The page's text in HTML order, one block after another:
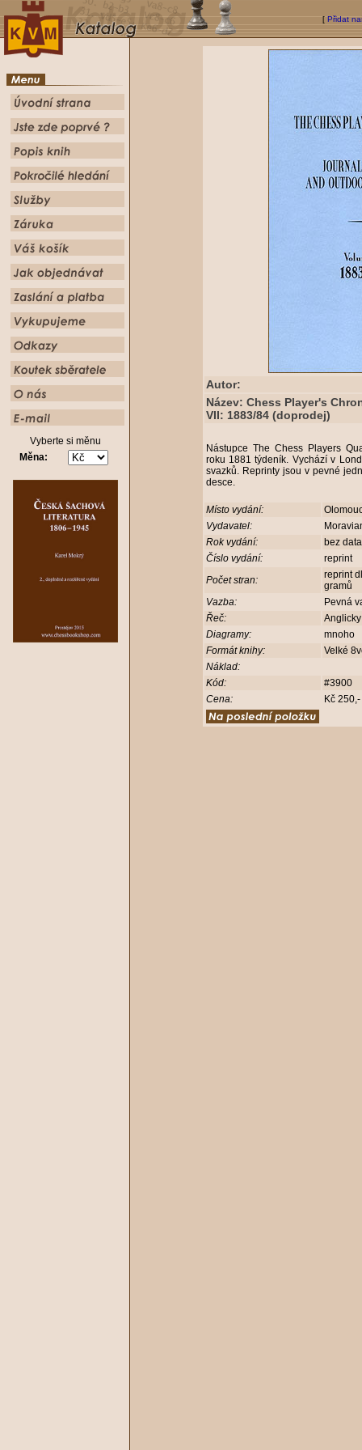
[ Přidat
Vyberte si měnu
Měna:
Autor:
Název: Chess Player's
VII: 1883/84 (doprodej)
Nástupce The Chess Players
roku 1881 týdeník. Vychází v
svazků. Reprinty jsou v pevné
desce.
Místo vydání:
Vydavatel:
Rok vydání:
bez
Číslo vydání:
reprint
Počet stran:
reprint
gramů
Vazba:
Pevná
Řeč:
Diagramy:
mnoho
Formát knihy:
Velké
Náklad:
Kód:
#3900
Cena:
Kč